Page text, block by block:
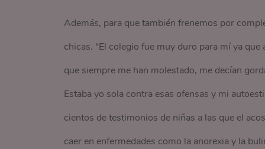
Además, para que también frenemos por
chicas. “El colegio fue muy duro para mí ya
que siempre me han molestado, me decían
Estaba yo sola contra esas ofensas y mi
cientos de testimonios de niñas a las que el
caer en enfermedades como la anorexia y la